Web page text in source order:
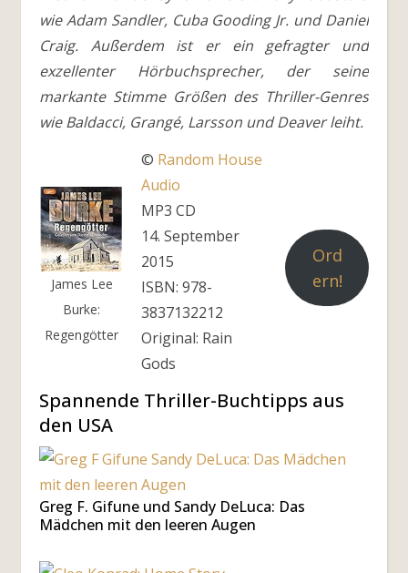
wie Adam Sandler, Cuba Gooding Jr. und Daniel
Craig. Außerdem ist er ein gefragter und
exzellenter Hörbuchsprecher, der seine
markante Stimme Größen des Thriller-Genres
wie Baldacci, Grangé, Larsson und Deaver leiht.
James Lee
Burke:
Regengötter
© Random House
Audio
MP3 CD
14. September
2015
ISBN: 978-
3837132212
Original: Rain
Gods
Ord
ern!
Spannende Thriller-Buchtipps aus
den USA
Greg F. Gifune und Sandy DeLuca: Das
Mädchen mit den leeren Augen